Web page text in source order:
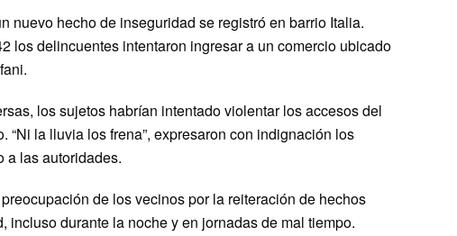
nuevo hecho de inseguridad se registró en barrio Italia.
los delincuentes intentaron ingresar a un comercio ubicado
los sujetos habrían intentado violentar los accesos del
“Ni la lluvia los frena”, expresaron con indignación los
a las autoridades.
de los vecinos por la reiteración de hechos
durante la noche y en jornadas de mal tiempo.